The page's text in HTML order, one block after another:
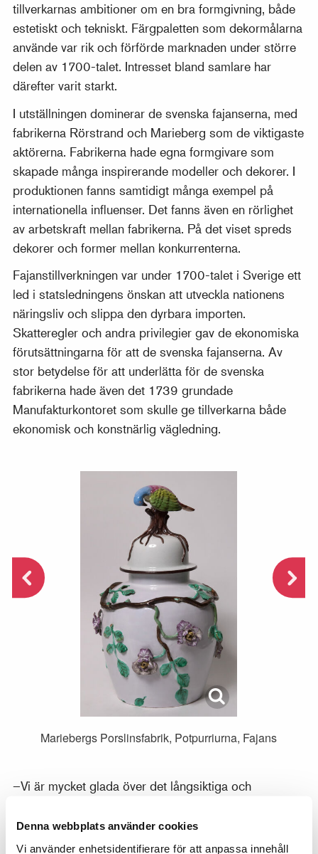
Denna webbplats använder cookies
Vi använder enhetsidentifierare för att anpassa innehåll
tillverkarnas ambitioner om en bra formgivning, både
estetiskt och tekniskt. Färgpaletten som dekormålarna
använde var rik och förförde marknaden under större
delen av 1700-talet. Intresset bland samlare har
därefter varit starkt.
I utställningen dominerar de svenska fajanserna, med
fabrikerna Rörstrand och Marieberg som de viktigaste
aktörerna. Fabrikerna hade egna formgivare som
skapade många inspirerande modeller och dekorer. I
produktionen fanns samtidigt många exempel på
internationella influenser. Det fanns även en rörlighet
av arbetskraft mellan fabrikerna. På det viset spreds
dekorer och former mellan konkurrenterna.
Fajanstillverkningen var under 1700-talet i Sverige ett
led i statsledningens önskan att utveckla nationens
näringsliv och slippa den dyrbara importen.
Skatteregler och andra privilegier gav de ekonomiska
förutsättningarna för att de svenska fajanserna. Av
stor betydelse för att underlätta för de svenska
fabrikerna hade även det 1739 grundade
Manufakturkontoret som skulle ge tillverkarna både
ekonomisk och konstnärlig vägledning.
Mariebergs Porslinsfabrik, Potpurriurna, Fajans
–Vi är mycket glada över det långsiktiga och
föremål från Rörstrand finns med känns särskilt
glädjande för Lidköping. En av finansiärerna av